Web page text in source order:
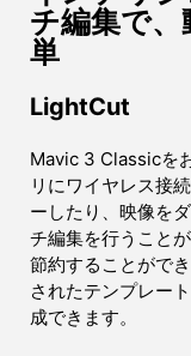
チ編集で
単
LightCut
Mavic 3 Classicを
リにワイヤレス接
ーしたり、映像を
チ編集を行うこと
節約することがで
されたテンプレー
成できます。